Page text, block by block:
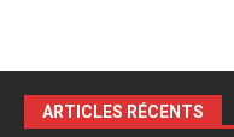
ARTICLES RÉCENTS